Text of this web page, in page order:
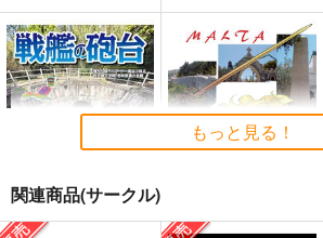
もっと見る！
関連商品(サークル)